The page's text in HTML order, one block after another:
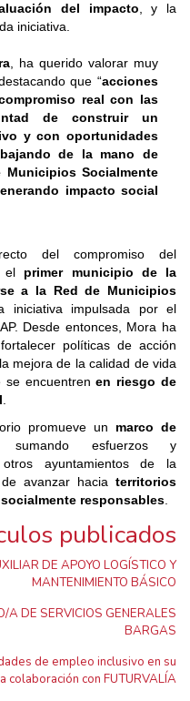
del impacto, y la
iniciativa.
, ha querido valorar muy
que “acciones
real con las
de construir un
y con oportunidades
de la mano de
Municipios Socialmente
impacto social
del compromiso del
el primer municipio de la
a la Red de Municipios
iniciativa impulsada por el
Desde entonces, Mora ha
políticas de acción
mejora de la calidad de vida
se encuentrenen riesgo de
.
promueve un marco de
esfuerzos y
ayuntamientos de la
avanzar hacia territorios
responsables.
publicados
DE APOYO LOGÍSTICO Y
MANTENIMIENTO BÁSICO
A DE SERVICIOS GENERALES
BARGAS
de empleo inclusivo en su
colaboración con FUTURVALÍA